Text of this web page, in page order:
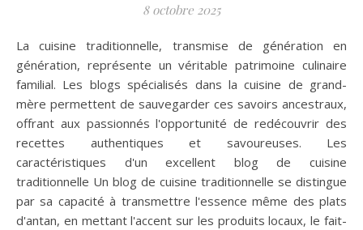
8 octobre 2025
La cuisine traditionnelle, transmise de génération en
génération, représente un véritable patrimoine culinaire
familial. Les blogs spécialisés dans la cuisine de grand-
mère permettent de sauvegarder ces savoirs ancestraux,
offrant aux passionnés l'opportunité de redécouvrir des
recettes authentiques et savoureuses. Les
caractéristiques d'un excellent blog de cuisine
traditionnelle Un blog de cuisine traditionnelle se distingue
par sa capacité à transmettre l'essence même des plats
d'antan, en mettant l'accent sur les produits locaux, le fait-